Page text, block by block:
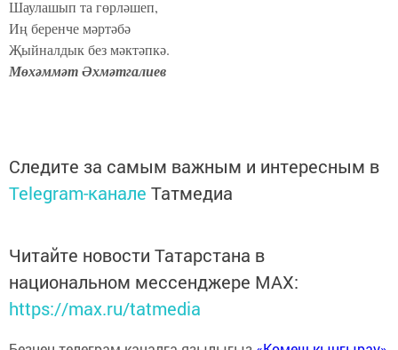
Шаулашып та гөрләшеп,
Иң беренче мәртәбә
Җыйналдык без мәктәпкә.
Мөхәммәт Әхмәтгалиев
Следите за самым важным и интересным в
Telegram-канале Татмедиа
Читайте новости Татарстана в
национальном мессенджере MАХ:
https://max.ru/tatmedia